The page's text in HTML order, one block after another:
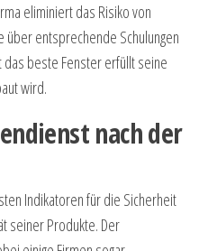
eliminiert das Risiko von
entsprechende Schulungen
beste Fenster erfüllt seine
wird.
nach der
Indikatoren für die Sicherheit
seiner Produkte. Der